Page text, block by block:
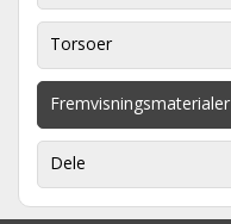
Torsoer
Fremvisningsmaterialer
Dele